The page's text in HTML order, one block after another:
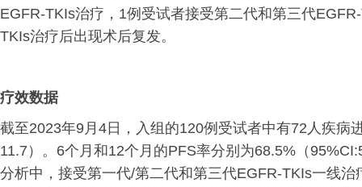
EGFR-TKIs治疗，1例受试者接受第二代和第三代
TKIs治疗后出现术后复发。
疗效数据
截至2023年9月4日，入组的120例受试者中有72人疾病
11.7）。6个月和12个月的PFS率分别为68.5%（
分析中，接受第一代/第二代和第三代EGFR-TKIs一线